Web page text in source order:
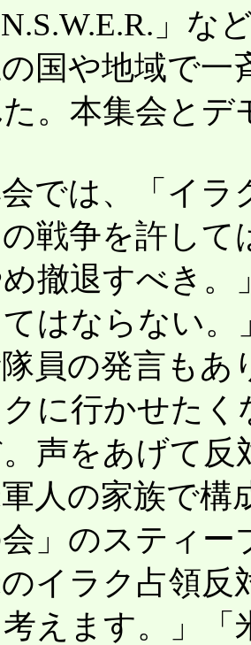
」
国や地域で一
た。本集会と
では、「イラ
の戦争を許し
撤退すべき。
はならない。
員の発言もあ
に行かせた
声をあげて
人の家族で構
」のスティー
のイラク占領
えます。」「